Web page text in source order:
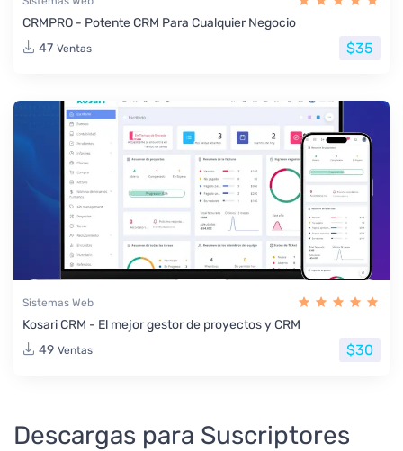
CRMPRO - Potente CRM Para Cualquier Negocio
47 Ventas $35
Sistemas Web
Kosari CRM - El mejor gestor de proyectos y CRM
49 Ventas $30
Descargas para Suscriptores